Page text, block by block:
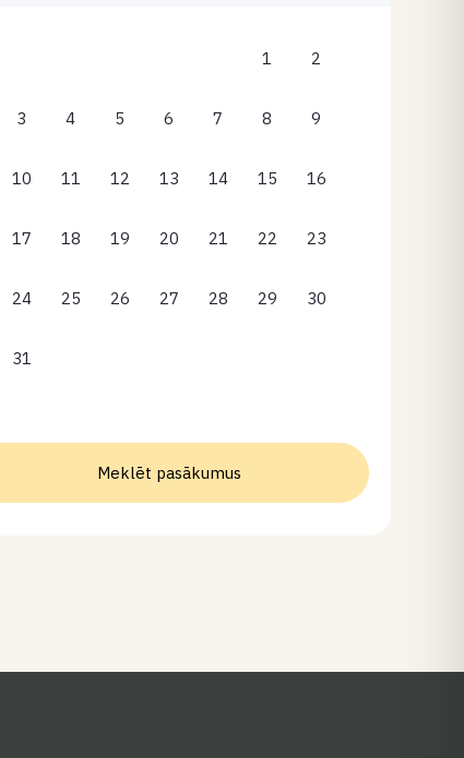
1 2
3 4 5 6 7 8 9
10 11 12 13 14 15 16
17 18 19 20 21 22 23
24 25 26 27 28 29 30
31
Meklēt pasākumus